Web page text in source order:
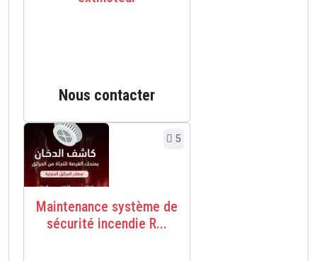
Nous contacter
5
Maintenance système de
sécurité incendie R...